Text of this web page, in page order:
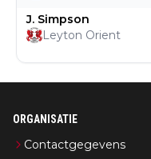
J. Simpson
Leyton Orient
ORGANISATIE
Contactgegevens